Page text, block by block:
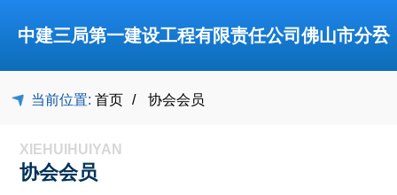
中建三局第一建设工程有限责任公司佛山市分公
司-协会会员-佛山市禅城区建筑业协会
≡
当前位置: 首页 协会会员
XIEHUIHUIYAN
协会会员